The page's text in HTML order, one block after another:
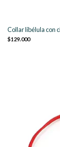
Collar libélula con
$129.000